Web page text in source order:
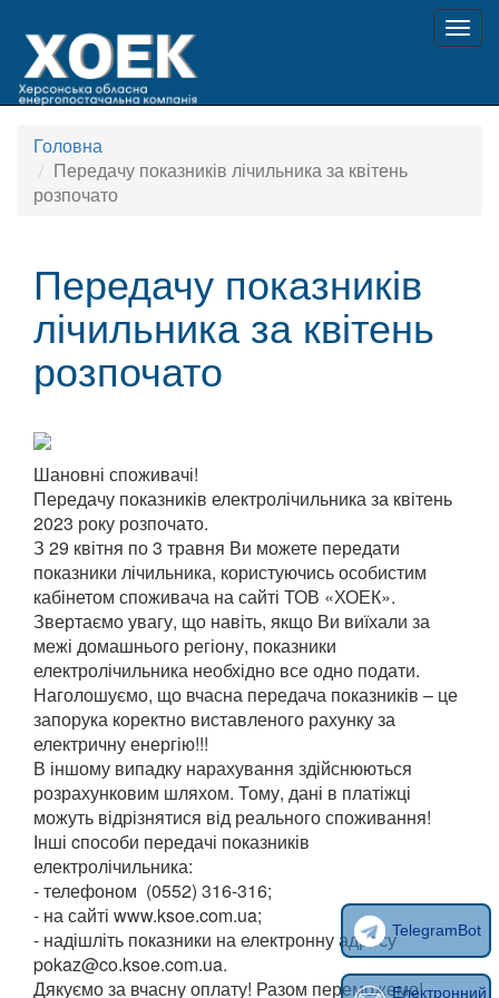
Головна
Передачу показників лічильника за квітень
розпочато
Передачу показників
лічильника за квітень
розпочато
Шановні споживачі!
Передачу показників електролічильника за квітень
2023 року розпочато.
З 29 квітня по 3 травня Ви можете передати
показники лічильника, користуючись особистим
кабінетом споживача на сайті ТОВ «ХОЕК».
Звертаємо увагу, що навіть, якщо Ви виїхали за
межі домашнього регіону, показники
електролічильника необхідно все одно подати.
Наголошуємо, що вчасна передача показників – це
запорука коректно виставленого рахунку за
електричну енергію!!!
В іншому випадку нарахування здійснюються
розрахунковим шляхом. Тому, дані в платіжці
можуть відрізнятися від реального споживання!
Інші cпособи передачі показників
електролічильника:
- телефоном (0552) 316-316;
- на сайті www.ksoe.com.ua;
- надішліть показники на електронну адресу
pokaz@co.ksoe.com.ua.
Дякуємо за вчасну оплату! Разом переможемо!
TelegramBot
Електронний